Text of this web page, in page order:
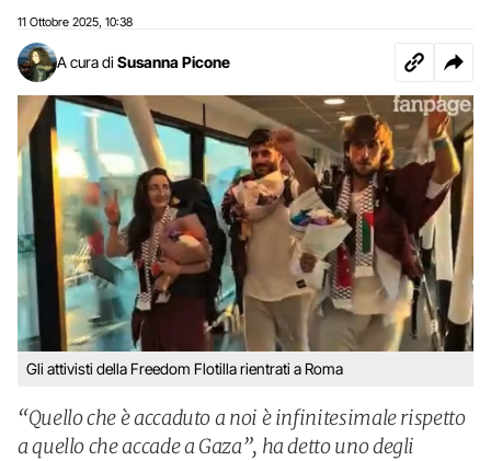
11 Ottobre 2025 10:38
A cura di Susanna Picone
Gli attivisti della Freedom Flotilla rientrati a Roma
“Quello che è accaduto a noi è infinitesimale rispetto
a quello che accade a Gaza”, ha detto uno degli